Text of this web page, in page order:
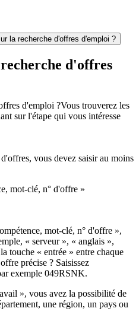
la recherche d'offres d'emploi ?
d'offres
d'emploi ?Vous trouverez les
sur l'étape qui vous intéresse
vous devez saisir au moins
mot-clé, n° d'offre »
mot-clé, n° d'offre »,
« serveur », « anglais »,
touche « entrée » entre chaque
précise ? Saisissez
exemple 049RSNK.
», vous avez la possibilité de
une région, un pays ou